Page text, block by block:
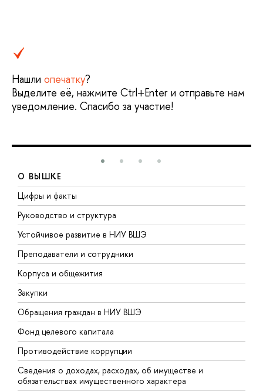
Нашли опечатку?
Выделите её, нажмите Ctrl+Enter и отправьте нам
уведомление. Спасибо за участие!
О ВЫШКЕ
Цифры и факты
Руководство и структура
Устойчивое развитие в НИУ ВШЭ
Преподаватели и сотрудники
Корпуса и общежития
Закупки
Обращения граждан в НИУ ВШЭ
Фонд целевого капитала
Противодействие коррупции
Сведения о доходах, расходах, об имуществе и
обязательствах имущественного характера